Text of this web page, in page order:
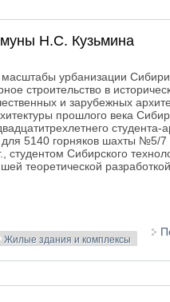
Н.С. Кузьмина
урбанизации Сибири
строительство в
и зарубежных
прошлого века
студента-
5140 горняков шахты №5/7
Сибирского
теоретической
Жилые здания и комплексы